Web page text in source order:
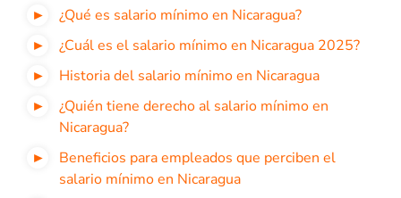
¿Qué es salario mínimo en Nicaragua?
¿Cuál es el salario mínimo en Nicaragua 2025?
Historia del salario mínimo en Nicaragua
¿Quién tiene derecho al salario mínimo en
Nicaragua?
Beneficios para empleados que perciben el
salario mínimo en Nicaragua